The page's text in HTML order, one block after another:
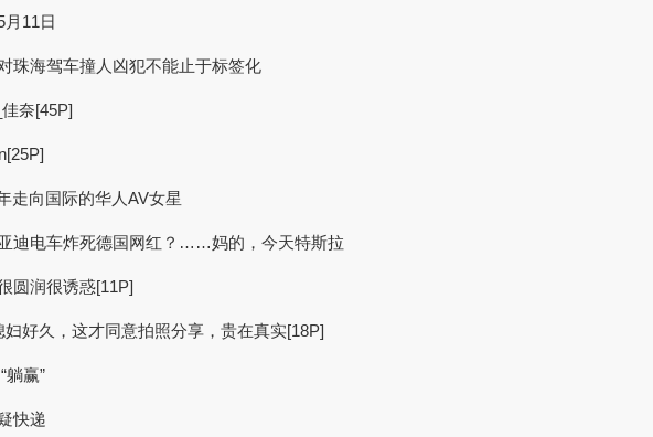
11日
珠海驾车撞人凶犯不能止于标签化
奈[45P]
走向国际的华人AV女星
迪电车炸死德国网红？……妈的，今天特斯拉
圆润很诱惑[11P]
妇好久，这才同意拍照分享，贵在真实[18P]
躺赢”
快递